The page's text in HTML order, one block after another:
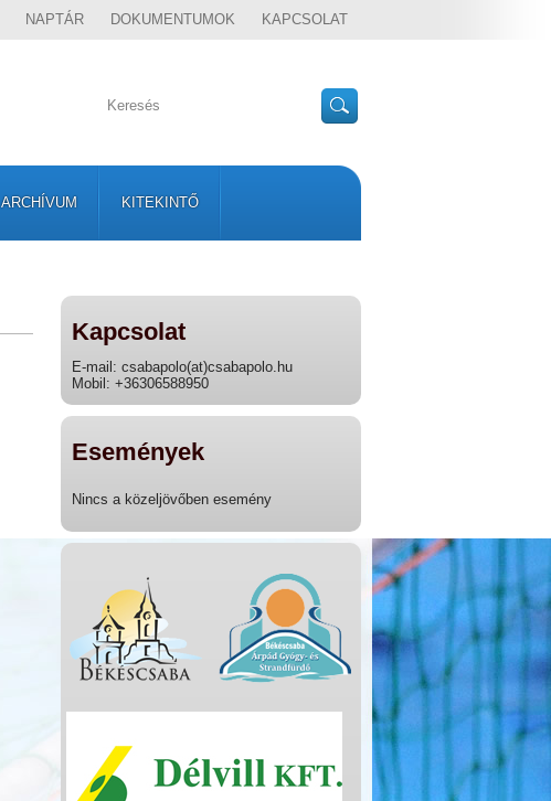
NAPTÁR DOKUMENTUMOK KAPCSOLAT
ARCHÍVUM KITEKINTŐ
Kapcsolat
E-mail: csabapolo(at)csabapolo.hu
Mobil: +36306588950
Események
Nincs a közeljövőben esemény